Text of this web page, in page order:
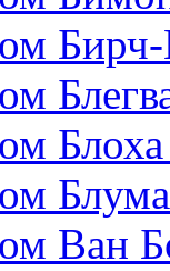
Бирч-
Блоха
Блума
Ван